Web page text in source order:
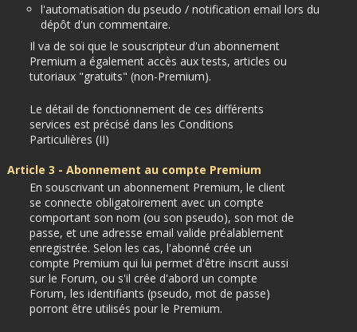
l'automatisation du pseudo / notification email lors du
dépôt d'un commentaire.
Il va de soi que le souscripteur d'un abonnement
Premium a également accès aux tests, articles ou
tutoriaux "gratuits" (non-Premium).
Le détail de fonctionnement de ces différents
services est précisé dans les Conditions
Particulières (II)
Article 3 - Abonnement au compte Premium
En souscrivant un abonnement Premium, le client
se connecte obligatoirement avec un compte
comportant son nom (ou son pseudo), son mot de
passe, et une adresse email valide préalablement
enregistrée. Selon les cas, l'abonné crée un
compte Premium qui lui permet d'être inscrit aussi
sur le Forum, ou s'il crée d'abord un compte
Forum, les identifiants (pseudo, mot de passe)
porront être utilisés pour le Premium.